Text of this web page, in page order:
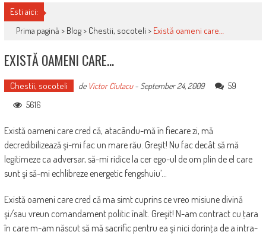
Esti aici:
Prima pagină > Blog> Chestii, socoteli > Există oameni care…
EXISTĂ OAMENI CARE…
Chestii, socoteli de Victor Ciutacu- September 24, 2009
59
5616
Există oameni care cred că, atacându-mă în fiecare zi, mă
decredibilizează şi-mi fac un mare rău. Greşit! Nu fac decât să mă
legitimeze ca adversar, să-mi ridice la cer ego-ul de om plin de el care
sunt şi să-mi echlibreze energetic fengshuiu’…
Există oameni care cred că ma simt cuprins ce vreo misiune divină
şi/sau vreun comandament politic înalt. Greşit! N-am contract cu ţara
în care m-am născut să mă sacrific pentru ea şi nici dorinţa de a intra-